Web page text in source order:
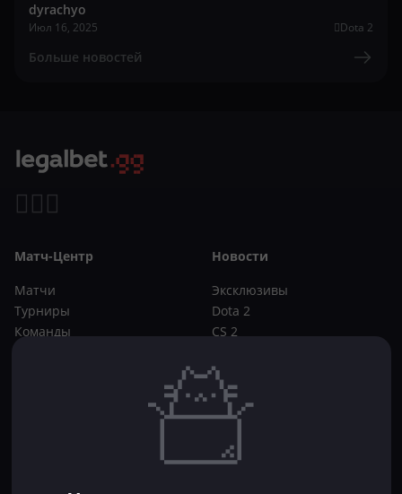
dyrachyo
Июл 16, 2025 Dota 2
Больше новостей
Матч-Центр
Матчи
Турниры
Команды
Новости
Эксклюзивы
Dota 2
CS 2
Букмекеры
CS 2